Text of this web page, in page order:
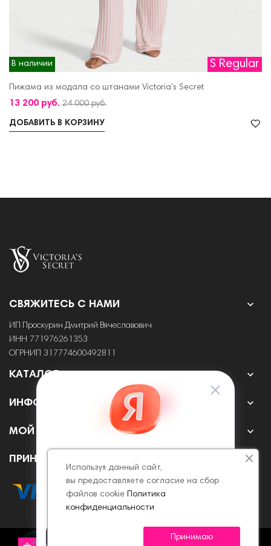
В наличии S Regular
Пижама из модала со штанами Victoria's Secret
13 200 руб. 24 000 руб.
ДОБАВИТЬ В КОРЗИНУ
СВЯЖИТЕСЬ С НАМИ 
ИП Проскурин Дмитрий Вячеславович
ИНН 771976261353
ОГРНИП 317774600492811
КАТАЛОГ 
ИНФОРМАЦИЯ 
МОЙ АККАУНТ 
ПРИНИМАЕМ К ОПЛАТЕ ОНЛАЙН
Используя данный сайт,
вы предоставляете согласие на сбор
файлов cookie Политика
конфиденциальности
Принимаю